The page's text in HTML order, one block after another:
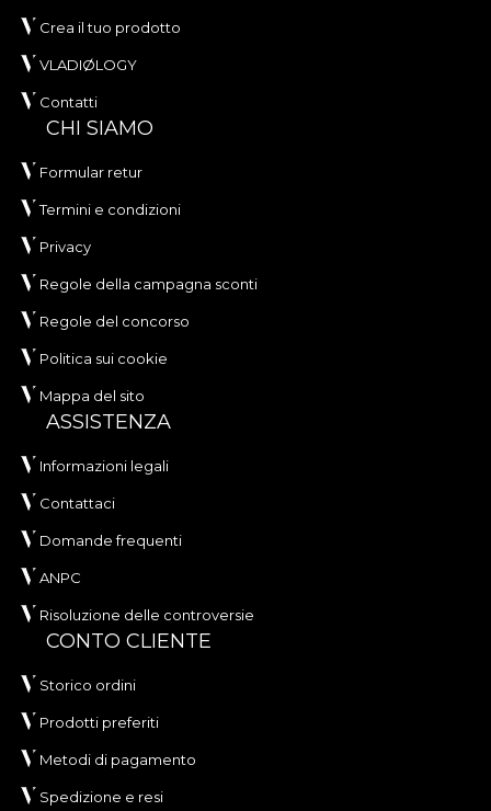
Crea il tuo prodotto
VLADIØLOGY
Contatti
CHI SIAMO
Formular retur
Termini e condizioni
Privacy
Regole della campagna sconti
Regole del concorso
Politica sui cookie
Mappa del sito
ASSISTENZA
Informazioni legali
Contattaci
Domande frequenti
ANPC
Risoluzione delle controversie
CONTO CLIENTE
Storico ordini
Prodotti preferiti
Metodi di pagamento
Spedizione e resi